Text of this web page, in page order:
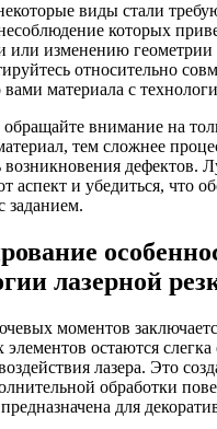
виды стали
которых
или изменению геометрии
относительно
материала с
внимание на
тем сложнее
возникновения дефектов.
аспект и убедиться, что
заданием.
лазерной
моментов
элементов остаются
лазера. Это
обработки
для